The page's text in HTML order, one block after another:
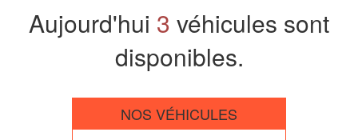
Aujourd'hui 3 véhicules sont
disponibles.
NOS VÉHICULES